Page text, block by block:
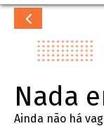
Nada
Ainda não há